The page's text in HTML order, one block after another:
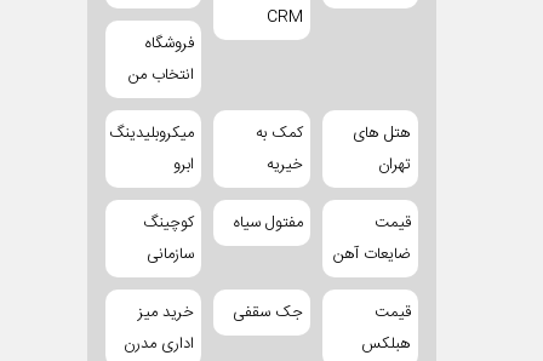
CRM
فروشگاه
انتخاب من
هتل های
تهران
کمک به
خیریه
میکروبلیدینگ
ابرو
قیمت
ضایعات آهن
مفتول سیاه
کوچینگ
سازمانی
قیمت
هبلکس
جک سقفی
خرید میز
اداری مدرن